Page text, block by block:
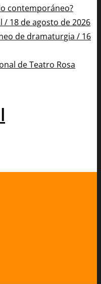
contemporáneo?
/ 18 de agosto de 2026
de dramaturgia / 16
de Teatro Rosa